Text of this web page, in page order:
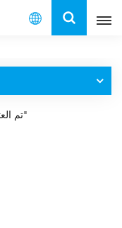
العربية
1 تم العثور على النتائج لـ "مصباح شارع ذكي زراعي"